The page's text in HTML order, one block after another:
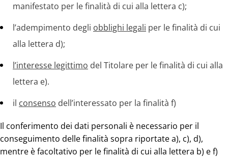
manifestato per le finalità di cui alla lettera c);
l’adempimento degli obblighi legali per le finalità di cui
alla lettera d);
l’interesse legittimo del Titolare per le finalità di cui alla
lettera e).
il consenso dell’interessato per la finalità f)
Il conferimento dei dati personali è necessario per il
conseguimento delle finalità sopra riportate a), c), d),
mentre è facoltativo per le finalità di cui alla lettera b) e f)